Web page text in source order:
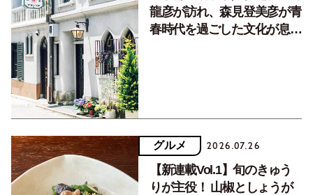
龍彦が訪れ、森見登美彦が青
春時代を過ごした文化が息づ
グルメ 2026.07.26
【新連載Vol.1】旬のきゅう
りが主役！ 山椒としょうが